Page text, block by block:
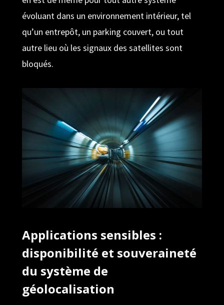
évoluant dans un environnement intérieur, tel
qu’un entrepôt, un parking couvert, ou tout
autre lieu où les signaux des satellites sont
bloqués.
Applications sensibles :
disponibilité et souveraineté
du système de
géolocalisation